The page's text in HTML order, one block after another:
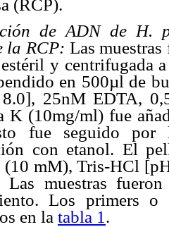
(RCP).
de ADN de
la RCP: Las
y centrifugada
en 500µl de
25nM EDTA,
K (10mg/ml) fue
fue seguido por
con etanol. El
(10 mM), Tris-HCl
Las muestras
Los primers
en la tabla 1 .